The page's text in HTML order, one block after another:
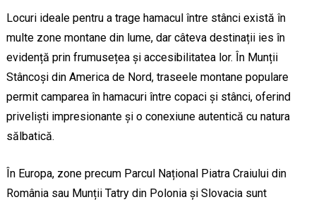
Locuri ideale pentru a trage hamacul între stânci există în
multe zone montane din lume, dar câteva destinații ies în
evidență prin frumusețea și accesibilitatea lor. În Munții
Stâncoși din America de Nord, traseele montane populare
permit camparea în hamacuri între copaci și stânci, oferind
priveliști impresionante și o conexiune autentică cu natura
sălbatică.
În Europa, zone precum Parcul Național Piatra Craiului din
România sau Munții Tatry din Polonia și Slovacia sunt